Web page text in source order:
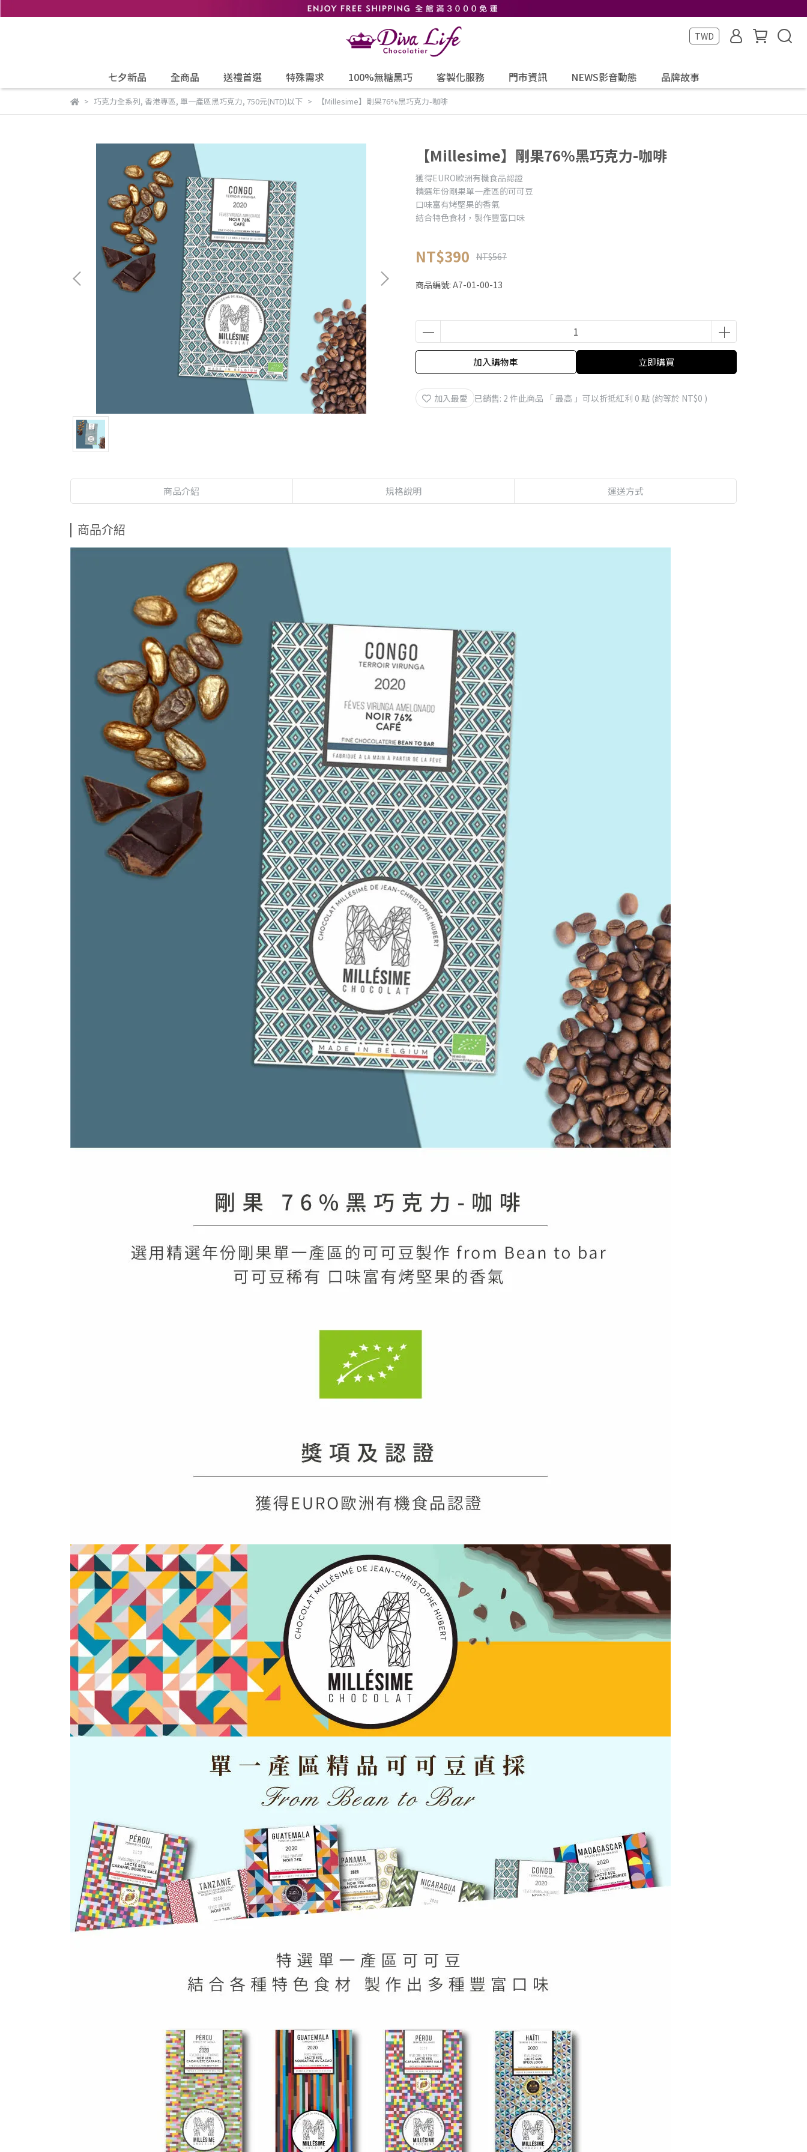
TWD
七夕新品 全商品 送禮首選 特殊需求 100%無糖黑巧 客製化服務 門市資訊 NEWS影音動態 品牌故事
巧克力全系列, 香港專區, 單一產區黑巧克力, 750元(NTD)以下 【Millesime】剛果76%黑巧克力-咖啡
【Millesime】剛果76%黑巧克力-咖啡
獲得EURO歐洲有機食品認證
精選年份剛果單一產區的可可豆
口味富有烤堅果的香氣
結合特色食材，製作豐富口味
NT$390 NT$567
商品編號: A7-01-00-13
加入購物車 立即購買
加入最愛 已銷售: 2 件此商品 「 最高 」可以折抵紅利 0 點 (約等於 NT$0 )
商品介紹 規格說明 運送方式
商品介紹